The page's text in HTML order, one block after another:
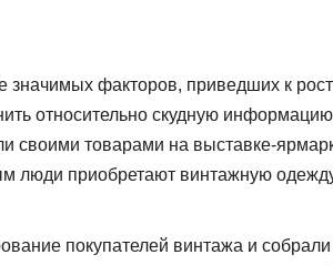
факторов, приведших к
относительно скудную
своими товарами на выставке-
люди приобретают винтажную
покупателей винтажа и